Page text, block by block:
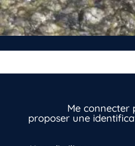
Me connecter
proposer une